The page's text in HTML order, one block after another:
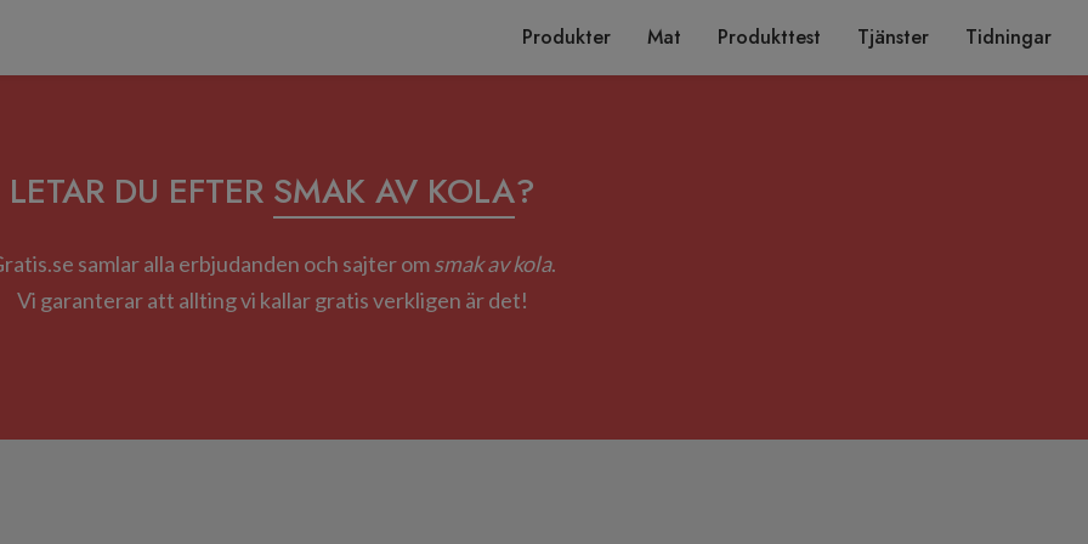
Produkter Mat Produkttest Tjänster Tidningar
LETAR DU EFTER SMAK AV KOLA?
samlar alla erbjudanden och sajter omsmak av kola.
Vi garanterar att allting vi kallar gratis verkligen är det!